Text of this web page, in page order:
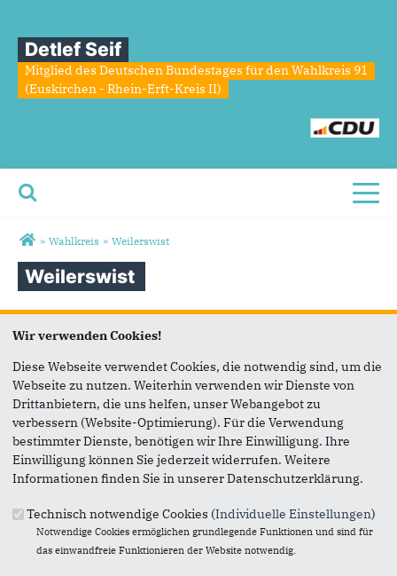
Detlef Seif
Mitglied des Deutschen Bundestages für den Wahlkreis 91
(Euskirchen - Rhein-Erft-Kreis II)
Sie sind hier
» Wahlkreis » Weilerswist
Weilerswist
Die Gemeinde besteht aus sechs Ortschaften mit insgesamt
(Großvernich, Kleinvernich, Horchheim), Metternich
(Metternich), Müggenhausen (Müggenhausen, Schwarzmaar,
Neukirchen), Lommersum (Lommersum, Bodenheim),
Hausweiler-Derkum (Hausweiler, Derkum, Ottenheim,
Schneppenheim). Der Ort Weilerswist wird im Osten von der
Swist und im Westen von der Erft umflossen. Die Auen,
gelegen inmitten üppiger Ackerflächen, bieten zahlreiche
in der Kulturlandschaft. Beste Waldwandermöglichkeiten am
Villehang findet der Aktive im Kottenforst, einem Teil des
Naturparks Rheinland. Durch die optimale Erreichbarkeit
Wir verwenden Cookies!
Diese Webseite verwendet Cookies, die notwendig sind, um die
Webseite zu nutzen. Weiterhin verwenden wir Dienste von
Drittanbietern, die uns helfen, unser Webangebot zu
verbessern (Website-Optimierung). Für die Verwendung
bestimmter Dienste, benötigen wir Ihre Einwilligung. Ihre
Einwilligung können Sie jederzeit widerrufen. Weitere
Informationen finden Sie in unserer Datenschutzerklärung.
Technisch notwendige Cookies (Individuelle Einstellungen)
Notwendige Cookies ermöglichen grundlegende Funktionen und sind für
das einwandfreie Funktionieren der Website notwendig.